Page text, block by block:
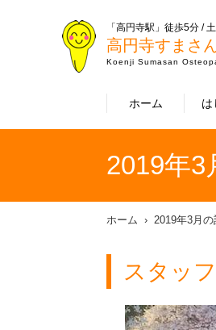
「高円寺駅」徒歩5分 /
高円寺すまさ
Koenji Sumasan
ホーム は
2019年
ホーム 2019年3月
スタッ